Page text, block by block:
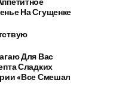
На Сгущенке
Для Вас
Сладких
«все Смешал